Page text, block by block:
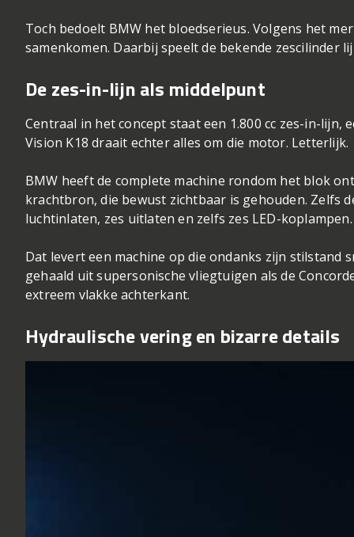
Toch bedoelt BMW het bloedserieus. Volgens het
samenkomen. Daarbij speelt de bekende zescilinder
De zes-in-lijn als middelpunt
Centraal in het concept staat een 1.800 cc zes-in-
Vision K18 draait echter alles om die motor. Letterlijk.
BMW heeft de complete machine rondom het blok
krachtbron, die bewust zichtbaar is gehouden. Zelfs
luchtinlaten, zes uitlaten en zelfs zes LED-koplampen.
Dat levert een machine op die ondanks zijn
gehaald uit supersonische vliegtuigen als de
extreem vlakke achterkant.
Hydraulische vering en bizarre details